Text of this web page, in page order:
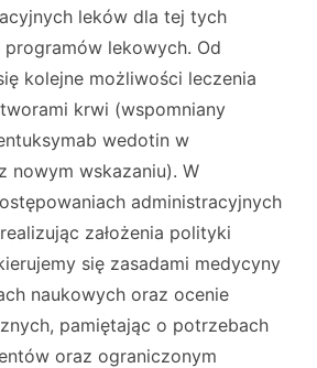
leków dla tej tych
lekowych. Od
kolejne możliwości leczenia
krwi (wspomniany
wedotin w
nowym wskazaniu). W
administracyjnych
założenia polityki
się zasadami medycyny
naukowych oraz ocenie
pamiętając o potrzebach
oraz ograniczonym